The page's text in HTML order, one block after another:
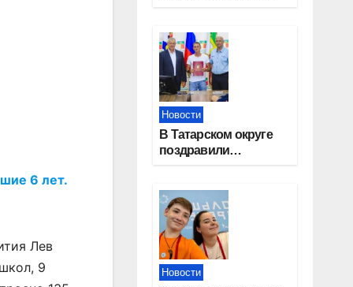
6 лет.
Лев
9
группы компаний
«СОЮЗ»
Новости
В Татарском округе
поздравили
отрасли
Новости